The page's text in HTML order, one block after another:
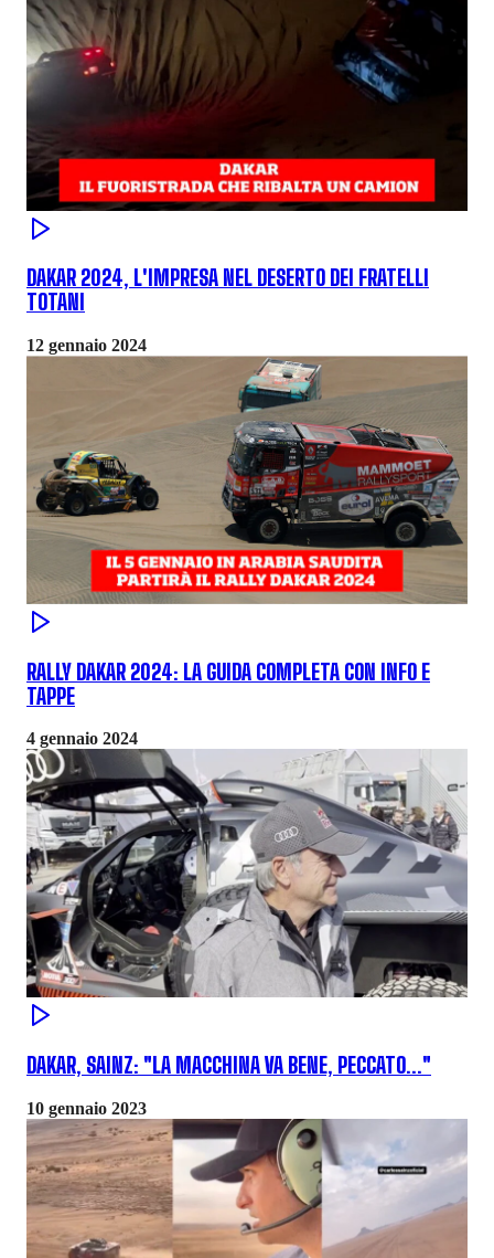
DAKAR 2024, L'IMPRESA NEL DESERTO DEI FRATELLI
TOTANI
12 gennaio 2024
RALLY DAKAR 2024: LA GUIDA COMPLETA CON INFO E
TAPPE
4 gennaio 2024
DAKAR, SAINZ: "LA MACCHINA VA BENE, PECCATO..."
10 gennaio 2023